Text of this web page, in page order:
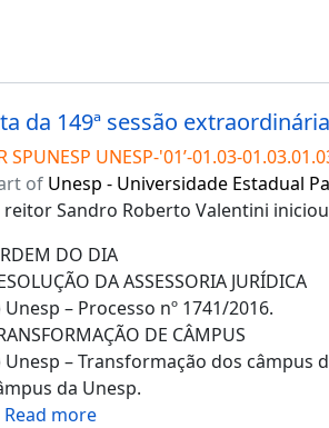
SPUNESP UNESP-'01’-01.03-
of Unesp - Universidade Estadual
reitor Sandro Roberto Valentini
DO DIA
DA ASSESSORIA JURÍDICA
Unesp – Processo nº 1741/2016.
DE CÂMPUS
Unesp – Transformação dos câmpus
da Unesp.
Read more